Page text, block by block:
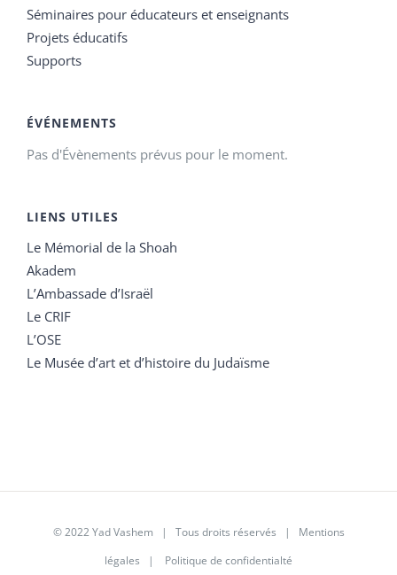
Séminaires pour éducateurs et enseignants
Projets éducatifs
Supports
ÉVÉNEMENTS
Pas d'Évènements prévus pour le moment.
LIENS UTILES
Le Mémorial de la Shoah
Akadem
L’Ambassade d’Israël
Le CRIF
L’OSE
Le Musée d’art et d’histoire du Judaïsme
© 2022 Yad Vashem | Tous droits réservés | Mentions
légales | Politique de confidentialté